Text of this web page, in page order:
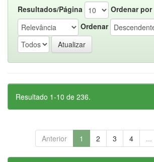
Resultados/Página
Ordenar por
Ordenar
Resultado 1-10 de 236.
Anterior 1 2 3 4 ...